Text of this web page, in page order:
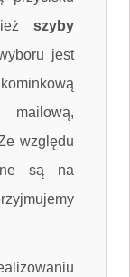
szyby
jest
względu
są na